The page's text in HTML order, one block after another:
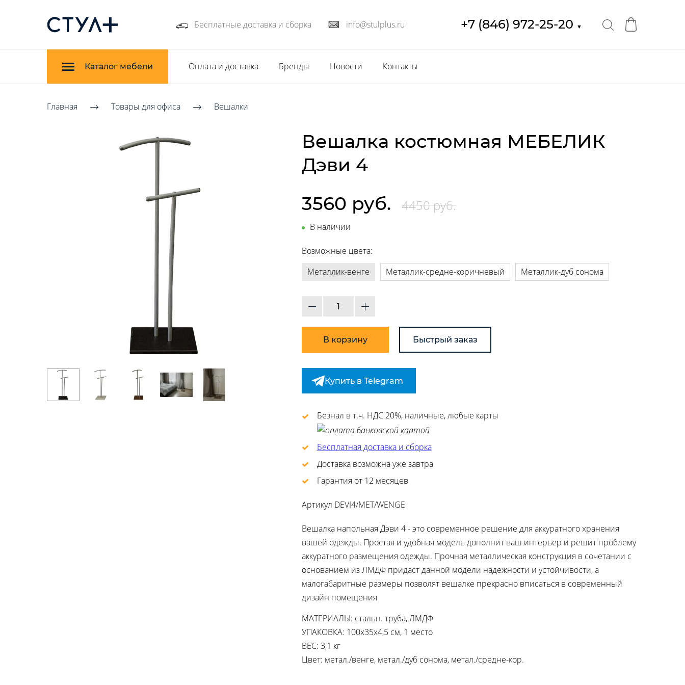
Бесплатные доставка и сборка info@stulplus.ru +7 (846) 972-25-20 ▼
Каталог мебели Оплата и доставка Бренды Новости Контакты
Главная Товары для офиса Вешалки
Вешалка костюмная МЕБЕЛИК
Дэви 4
3560 руб.
4450 руб.
В наличии
Возможные цвета:
Металлик-венге
Металлик-средне-коричневый Металлик-дуб сонома
В корзину Быстрый заказ
Купить в Telegram
Безнал в т.ч. НДС 20%, наличные, любые карты
Бесплатная доставка и сборка
Доставка возможна уже завтра
Гарантия от 12 месяцев
Артикул DEVI4/MET/WENGE
Вешалка напольная Дэви 4 - это современное решение для аккуратного хранения
вашей одежды. Простая и удобная модель дополнит ваш интерьер и решит проблему
аккуратного размещения одежды. Прочная металлическая конструкция в сочетании с
основанием из ЛМДФ придаст данной модели надежности и устойчивости, а
малогабаритные размеры позволят вешалке прекрасно вписаться в современный
дизайн помещения
МАТЕРИАЛЫ: стальн. труба, ЛМДФ
УПАКОВКА: 100х35х4,5 см, 1 место
ВЕС: 3,1 кг
Цвет: метал./венге, метал./дуб сонома, метал./средне-кор.